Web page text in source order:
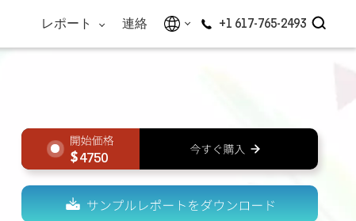
レポート 連絡 +1 617-765-2493
4750